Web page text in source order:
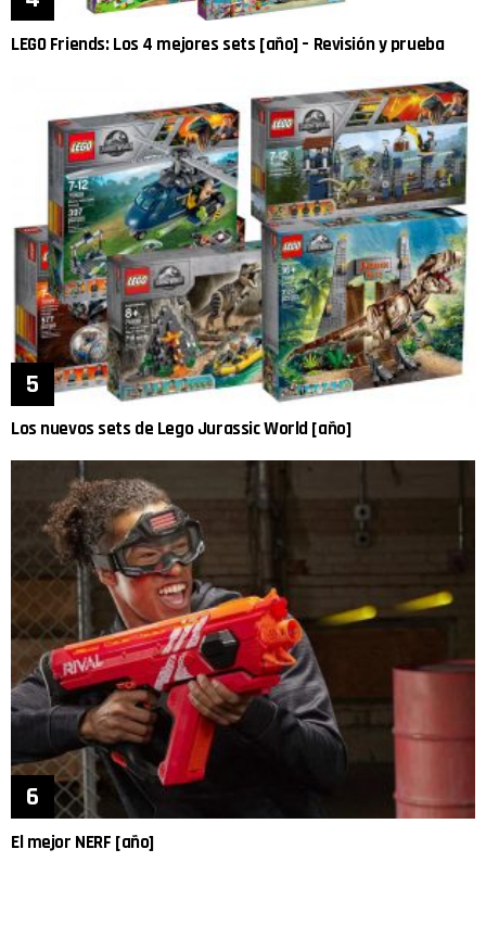
LEGO Friends: Los 4 mejores sets [año] – Revisión y prueba
Los nuevos sets de Lego Jurassic World [año]
El mejor NERF [año]